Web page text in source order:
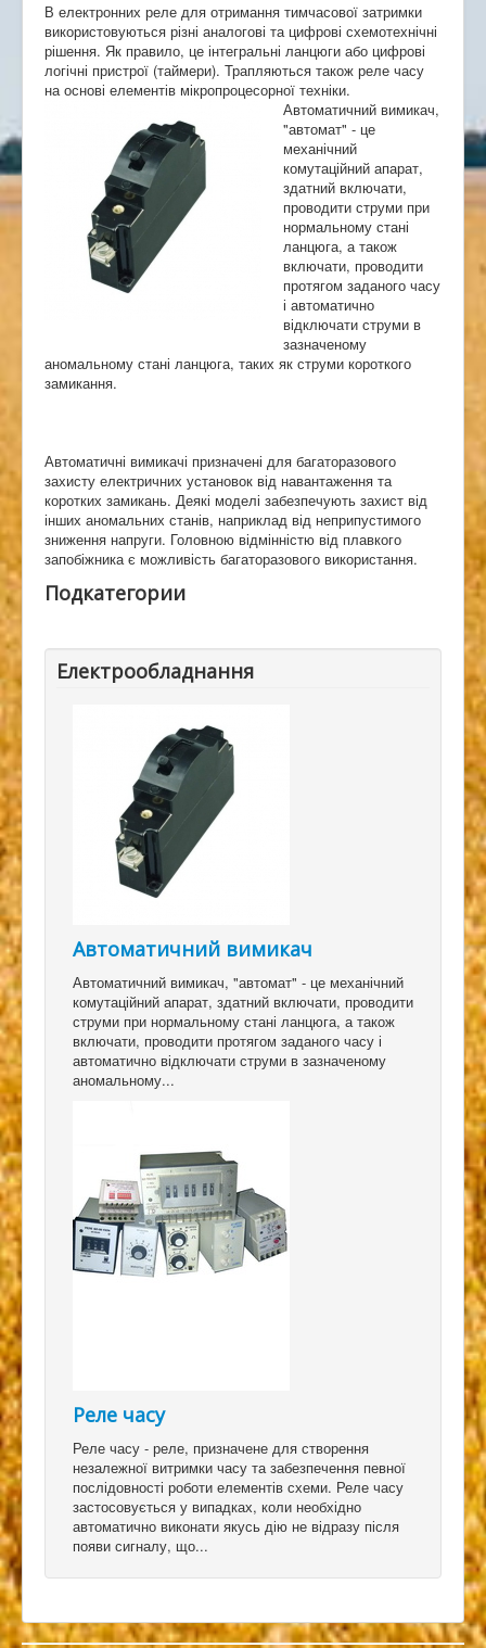
В електронних реле для отримання тимчасової затримки
використовуються різні аналогові та цифрові схемотехнічні
рішення. Як правило, це інтегральні ланцюги або цифрові
логічні пристрої (таймери). Трапляються також реле часу
на основі елементів мікропроцесорної техніки.
Автоматичний вимикач,
"автомат" - це
механічний
комутаційний апарат,
здатний включати,
проводити струми при
нормальному стані
ланцюга, а також
включати, проводити
протягом заданого часу
і автоматично
відключати струми в
зазначеному
аномальному стані ланцюга, таких як струми короткого
замикання.
Автоматичні вимикачі призначені для багаторазового
захисту електричних установок від навантаження та
коротких замикань. Деякі моделі забезпечують захист від
інших аномальних станів, наприклад від неприпустимого
зниження напруги. Головною відмінністю від плавкого
запобіжника є можливість багаторазового використання.
Подкатегории
Електрообладнання
Автоматичний вимикач
Автоматичний вимикач, "автомат" - це механічний
комутаційний апарат, здатний включати, проводити
струми при нормальному стані ланцюга, а також
включати, проводити протягом заданого часу і
автоматично відключати струми в зазначеному
аномальному...
Реле часу
Реле часу - реле, призначене для створення
незалежної витримки часу та забезпечення певної
послідовності роботи елементів схеми. Реле часу
застосовується у випадках, коли необхідно
автоматично виконати якусь дію не відразу після
появи сигналу, що...